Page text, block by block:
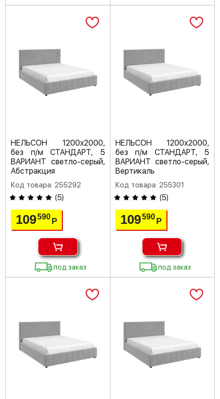
НЕЛЬСОН 1200х2000,
без п/м СТАНДАРТ, 5
ВАРИАНТ светло-серый,
Абстракция
Код товара: 255292
(5)
109590 Р
под заказ
НЕЛЬСОН 1200х2000,
без п/м СТАНДАРТ, 5
ВАРИАНТ светло-серый,
Вертикаль
Код товара: 255301
(5)
109590 Р
под заказ